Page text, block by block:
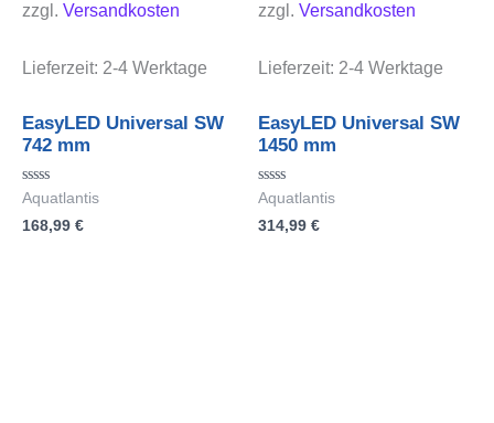
zzgl. Versandkosten
Lieferzeit: 2-4 Werktage
EasyLED Universal SW
742 mm
Bewertet
mit
0
Aquatlantis
168,99 €
zzgl. Versandkosten
Lieferzeit: 2-4 Werktage
EasyLED Universal SW
1450 mm
Bewertet
mit
0
Aquatlantis
314,99 €